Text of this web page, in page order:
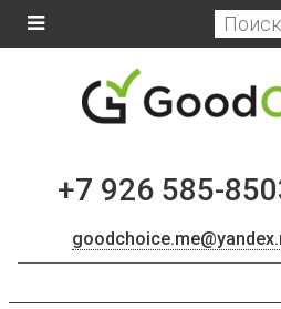
+7 926 585-